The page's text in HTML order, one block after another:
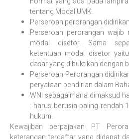
tentang Modal UMK.
Perseroan perorangan
Perseroan perorangan wajib
modal disetor. Sama
ketentuan modal disetor
dasar yang dibuktikan dengan
Perseroan Perorangan
peryataan pendirian dalam
WNI sebagaimana dimaksud
: harus berusia paling rendah
hukum.
Kewajiban perpajakan PT